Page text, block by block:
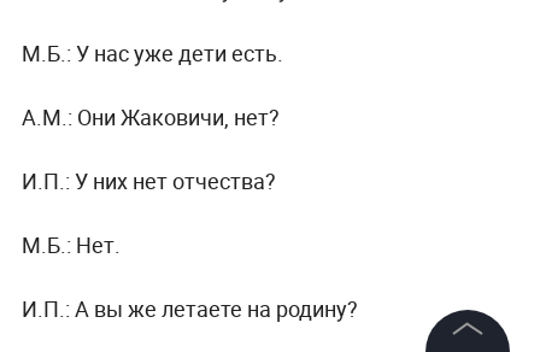
М.Б.: У нас уже дети есть.
А.М.: Они Жаковичи, нет?
И.П.: У них нет отчества?
М.Б.: Нет.
И.П.: А вы же летаете на родину?